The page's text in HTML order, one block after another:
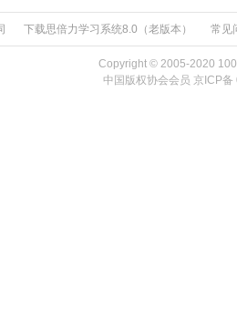
下载思倍力学习系统8.0（老版本） 常见
Copyright © 2005-2020
中国版权协会会员 京ICP